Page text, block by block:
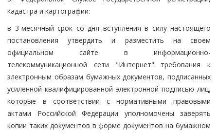
кадастра и картографии:
в 3-месячный срок со дня вступления в силу настоящего
постановления утвердить и разместить на своем
официальном сайте в информационно-
телекоммуникационной сети "Интернет" требования к
электронным образам бумажных документов, подписанных
усиленной квалифицированной электронной подписью лиц,
которые в соответствии с нормативными правовыми
актами Российской Федерации уполномочены заверять
копии таких документов в форме документов на бумажном